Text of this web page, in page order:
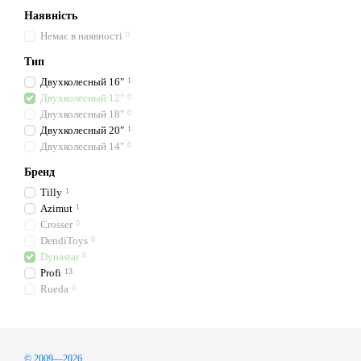
Наявність
Немає в наявності 0
Тип
Двухколесный 16" 1
Двухколесный 12" 0
Двухколесный 18" 0
Двухколесный 20" 1
Двухколесный 14" 0
Бренд
Tilly 1
Azimut 1
Crosser 0
DendiToys 0
Dynastar 0
Profi 13
Rueda 0
© 2009—2026